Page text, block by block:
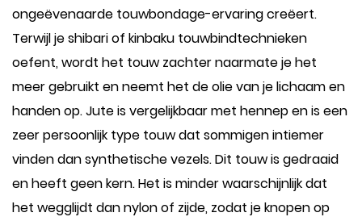
ongeëvenaarde touwbondage-ervaring creëert.
Terwijl je shibari of kinbaku touwbindtechnieken
oefent, wordt het touw zachter naarmate je het
meer gebruikt en neemt het de olie van je lichaam en
handen op. Jute is vergelijkbaar met hennep en is een
zeer persoonlijk type touw dat sommigen intiemer
vinden dan synthetische vezels. Dit touw is gedraaid
en heeft geen kern. Het is minder waarschijnlijk dat
het wegglijdt dan nylon of zijde, zodat je knopen op